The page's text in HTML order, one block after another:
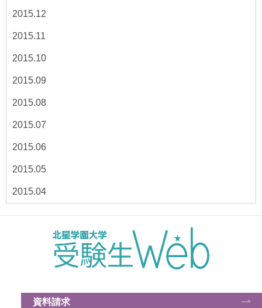
2015.12
2015.11
2015.10
2015.09
2015.08
2015.07
2015.06
2015.05
2015.04
資料請求